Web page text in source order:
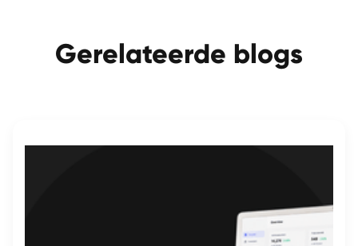
Gerelateerde blogs